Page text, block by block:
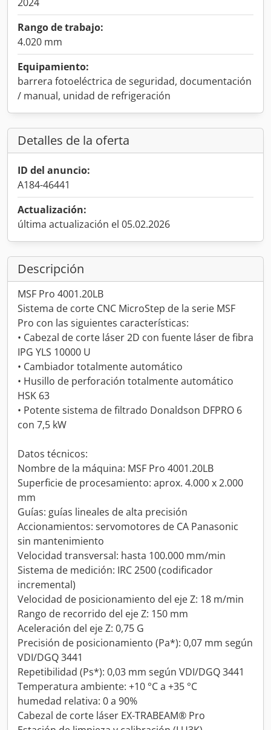
Rango de trabajo:
4.020 mm
Equipamiento:
barrera fotoeléctrica de seguridad, documentación
/ manual, unidad de refrigeración
Detalles de la oferta
ID del anuncio:
A184-46441
Actualización:
última actualización el 05.02.2026
Descripción
MSF Pro 4001.20LB
Sistema de corte CNC MicroStep de la serie MSF
Pro con las siguientes características:
• Cabezal de corte láser 2D con fuente láser de fibra
IPG YLS 10000 U
• Cambiador totalmente automático
• Husillo de perforación totalmente automático
HSK 63
• Potente sistema de filtrado Donaldson DFPRO 6
con 7,5 kW
Datos técnicos:
Nombre de la máquina: MSF Pro 4001.20LB
Superficie de procesamiento: aprox. 4.000 x 2.000
mm
Guías: guías lineales de alta precisión
Accionamientos: servomotores de CA Panasonic
sin mantenimiento
Velocidad transversal: hasta 100.000 mm/min
Sistema de medición: IRC 2500 (codificador
incremental)
Velocidad de posicionamiento del eje Z: 18 m/min
Rango de recorrido del eje Z: 150 mm
Aceleración del eje Z: 0,75 G
Precisión de posicionamiento (Pa*): 0,07 mm según
VDI/DGQ 3441
Repetibilidad (Ps*): 0,03 mm según VDI/DGQ 3441
Temperatura ambiente: +10 °C a +35 °C
humedad relativa: 0 a 90%
Cabezal de corte láser EX-TRABEAM® Pro